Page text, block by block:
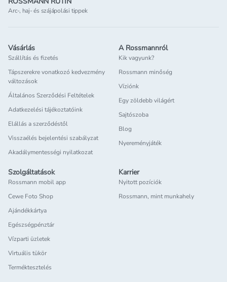
Arc-, haj- és szájápolási tippek
Vásárlás
Szállítás és fizetés
Tápszerekre vonatkozó kedvezmény
változások
Általános Szerződési Feltételek
Adatkezelési tájékoztatóink
Elállás a szerződéstől
Visszaélés bejelentési szabályzat
Akadálymentességi nyilatkozat
A Rossmannról
Kik vagyunk?
Rossmann minőség
Víziónk
Egy zöldebb világért
Sajtószoba
Blog
Nyereményjáték
Szolgáltatások
Rossmann mobil app
Cewe Foto Shop
Ajándékkártya
Egészségpénztár
Vízparti üzletek
Virtuális tükör
Terméktesztelés
Karrier
Nyitott pozíciók
Rossmann, mint munkahely